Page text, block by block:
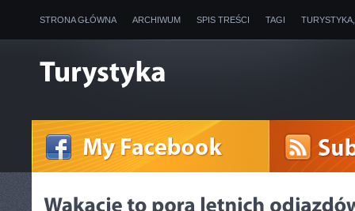
STRONA GŁÓWNA ARCHIWUM SPIS TREŚCI TAGI